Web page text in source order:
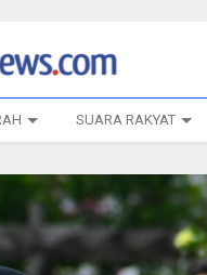
SUARA RAKYAT